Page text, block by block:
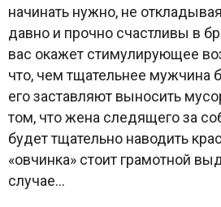
начинать нужно, не
давно и прочно счастливы в
вас окажет стимулирующее
что, чем тщательнее мужчина
его заставляют выносить
том, что жена следящего за
будет тщательно наводить
«овчинка» стоит грамотной
случае…